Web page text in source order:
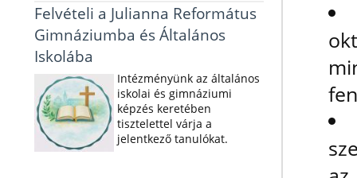
Felvételi a Julianna Református
Gimnáziumba és Általános
Iskolába
Intézményünk az általános
iskolai és gimnáziumi
képzés keretében
tisztelettel várja a
jelentkező tanulókat.